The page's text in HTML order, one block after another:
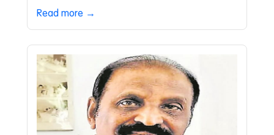
Read more →